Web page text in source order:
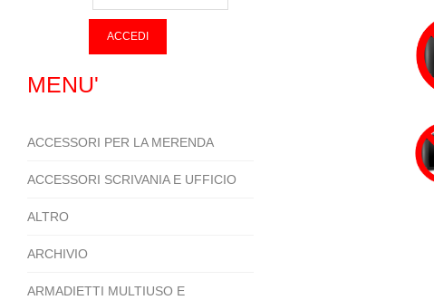
MENU'
ACCESSORI PER LA MERENDA
ACCESSORI SCRIVANIA E UFFICIO
ALTRO
ARCHIVIO
ARMADIETTI MULTIUSO E